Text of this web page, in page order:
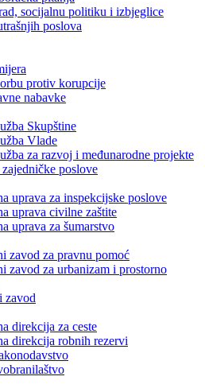
socijalnu politiku i izbjeglice
poslova
protiv korupcije
nabavke
Skupštine
Vlade
za razvoj i međunarodne projekte
zajedničke poslove
uprava za inspekcijske poslove
uprava civilne zaštite
uprava za šumarstvo
zavod za pravnu pomoć
zavod za urbanizam i prostorno
zavod
direkcija za ceste
direkcija robnih rezervi